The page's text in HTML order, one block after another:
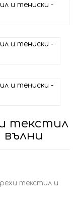
текстил
вълни
текстил и